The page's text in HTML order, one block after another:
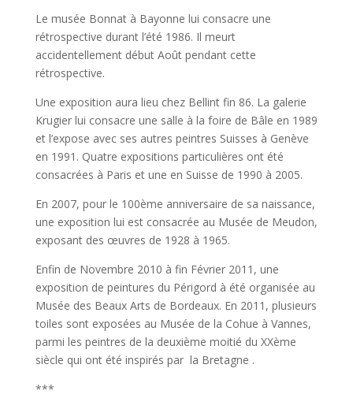
Le musée Bonnat à Bayonne lui consacre une
rétrospective durant l’été 1986. Il meurt
accidentellement début Août pendant cette
rétrospective.
Une exposition aura lieu chez Bellint fin 86. La galerie
Krugier lui consacre une salle à la foire de Bâle en 1989
et l’expose avec ses autres peintres Suisses à Genève
en 1991. Quatre expositions particulières ont été
consacrées à Paris et une en Suisse de 1990 à 2005.
En 2007, pour le 100ème anniversaire de sa naissance,
une exposition lui est consacrée au Musée de Meudon,
exposant des œuvres de 1928 à 1965.
Enfin de Novembre 2010 à fin Février 2011, une
exposition de peintures du Périgord à été organisée au
Musée des Beaux Arts de Bordeaux. En 2011, plusieurs
toiles sont exposées au Musée de la Cohue à Vannes,
parmi les peintres de la deuxième moitié du XXème
siècle qui ont été inspirés par la Bretagne .
***